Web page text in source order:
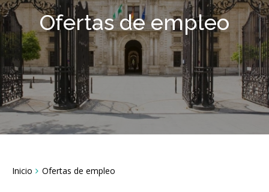
Ofertas de empleo
Breadcrumbs
You
Inicio Ofertas de empleo